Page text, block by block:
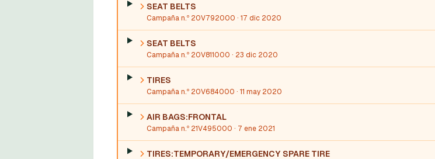
SEAT BELTS
Campaña n.º 20V792000 · 17 dic 2020
SEAT BELTS
Campaña n.º 20V811000 · 23 dic 2020
TIRES
Campaña n.º 20V684000 · 11 may 2020
AIR BAGS:FRONTAL
Campaña n.º 21V495000 · 7 ene 2021
TIRES:TEMPORARY/EMERGENCY SPARE TIRE